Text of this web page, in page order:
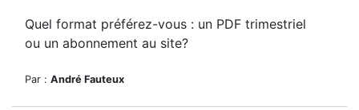
Quel format préférez-vous : un PDF trimestriel
ou un abonnement au site?
Par : André Fauteux